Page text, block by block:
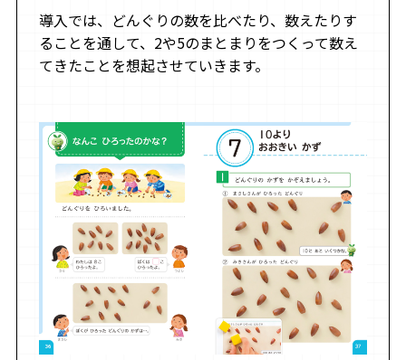
導入では、どんぐりの数を比べたり、数えたりす
ることを通して、2や5のまとまりをつくって数え
てきたことを想起させていきます。